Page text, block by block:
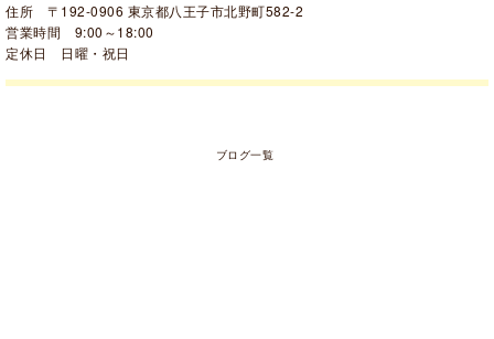
住所 〒192-0906 東京都八王子市北野町582-2
営業時間 9:00～18:00
定休日 日曜・祝日
ブログ一覧